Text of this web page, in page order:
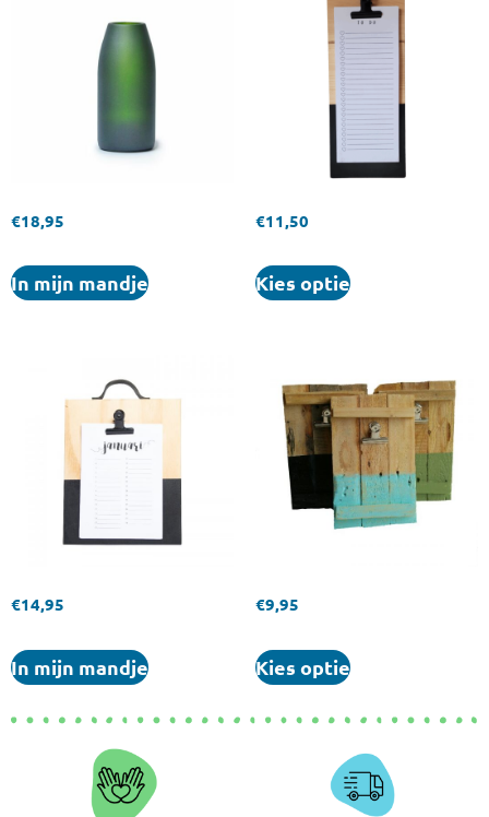
€18,95
In mijn mandje
€11,50
Kies optie
€14,95
In mijn mandje
€9,95
Kies optie